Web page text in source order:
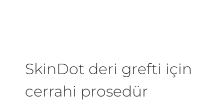
SkinDot deri grefti için
cerrahi prosedür